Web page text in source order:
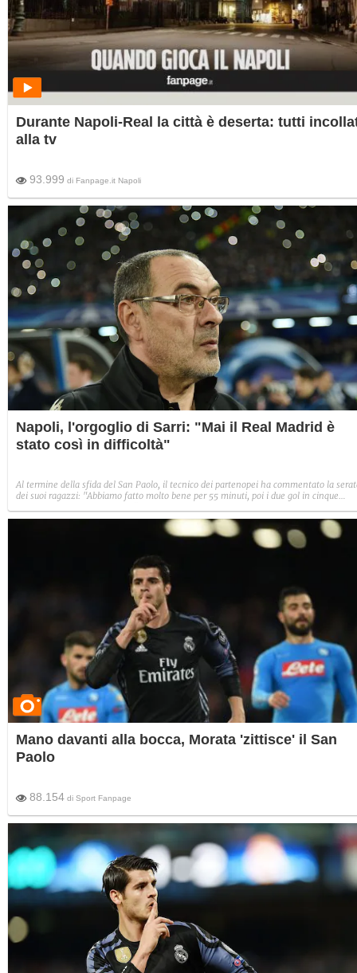
Durante Napoli-Real la città è deserta: tutti
alla tv
93.999 di Fanpage.it Napoli
Napoli, l'orgoglio di Sarri: "Mai il Real Madrid è
stato così in difficoltà"
Al termine della sfida del San Paolo, il tecnico dei partenopei ha commentato la
dei suoi ragazzi: "Abbiamo fatto molto bene per 55 minuti, poi i due gol in cinque
Mano davanti alla bocca, Morata 'zittisce' il San
Paolo
88.154 di Sport Fanpage